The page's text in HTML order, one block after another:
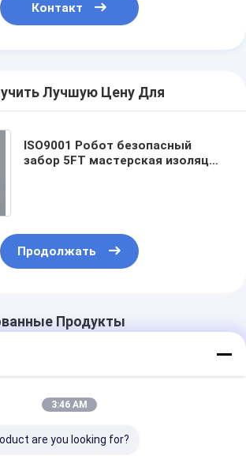
Контакт
Лучшую Цену Для
ISO9001 Робот безопасный
забор 5FT мастерская изоляция
Продолжать
Продукты
3:46 AM
are you looking for?